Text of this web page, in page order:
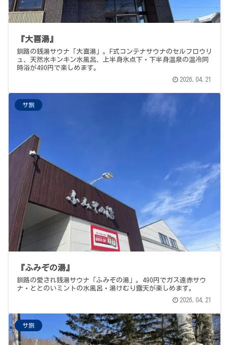
『大喜湯』
釧路の銭湯サウナ「大喜湯」。F式コンテナサウナのセルフロウリ
ュ、天然水キンキン水風呂、上半身氷点下・下半身温泉の温冷同
時浴が490円で楽しめます。
2026.04.21
サ旅
『ふみぞの湯』
釧路の愛され銭湯サウナ「ふみぞの湯」。490円でガス遠赤サウ
ナ・ととのいミントの水風呂・湯けむり露天が楽しめます。
2026.04.21
サ旅